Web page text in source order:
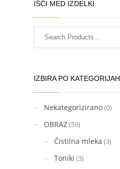
IŠČI MED IZDELKI
IZBIRA PO KATEGORIJAH
Nekategorizirano(0)
OBRAZ(59)
Čistilna mleka (3)
Toniki (3)